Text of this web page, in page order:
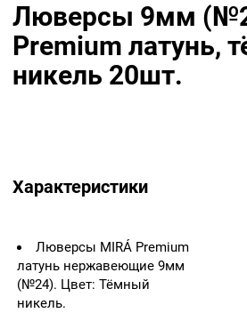
Люверсы 9мм
Premium латунь,
никель 20шт.
Характеристики
Люверсы MIRÁ Premium
латунь нержавеющие 9мм
(№24). Цвет: Тёмный
никель.